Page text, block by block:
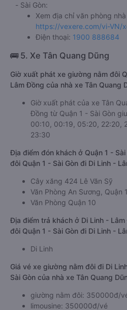
- Sài Gòn:
Xem địa chỉ văn phòng
https://vexere.com/vi-VN/
Điện thoại: 1900 888684
🚌 5. Xe Tân Quang Dũng
Giờ xuất phát xe giường nằm đôi
Lâm Đồng của nhà xe Tân Quang
Giờ xuất phát của xe Tân
Đồng từ Quận 1 - Sài Gòn
00:10, 00:19, 05:20, 22:20,
23:30
Địa điểm đón khách ở Quận 1 -
đôi Quận 1 - Sài Gòn đi Di Linh -
Cây xăng 424 Lê Văn Sỹ
Văn Phòng An Sương, Quận
Văn Phòng Quận 10
Địa điểm trả khách ở Di Linh -
đôi Quận 1 - Sài Gòn đi Di Linh -
Di Linh
Giá vé xe giường nằm đôi đi Di
Sài Gòn của nhà xe Tân Quang
giường nằm đôi: 350000đ/
limousine: 350000đ/vé